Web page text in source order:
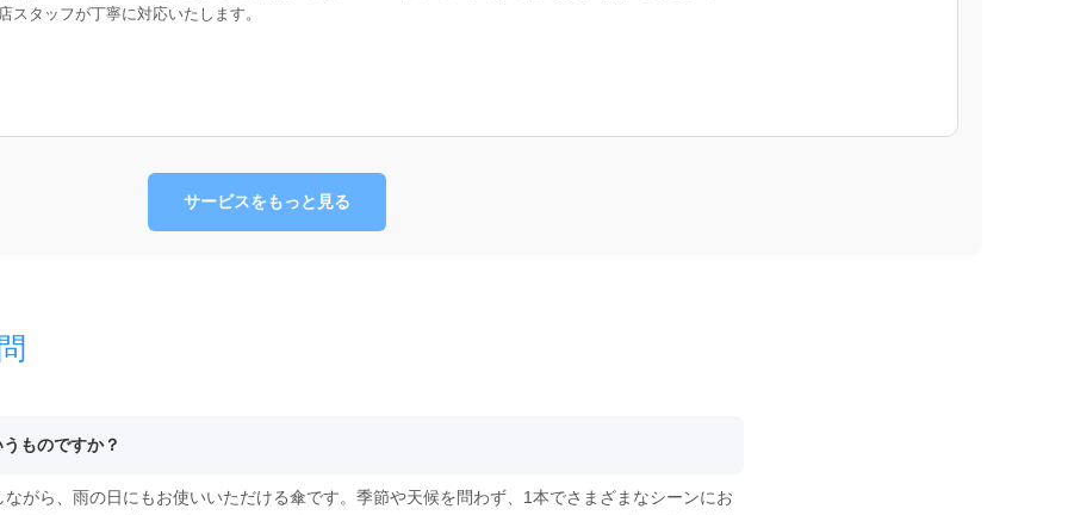
スタッフが丁寧に対応いたします。
サービスをもっと見る
ものですか？
がら、雨の日にもお使いいただける傘です。季節や天候を問わず、1本でさまざまなシーンにお